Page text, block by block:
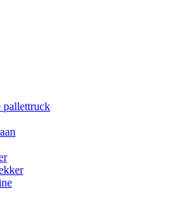
pallettruck